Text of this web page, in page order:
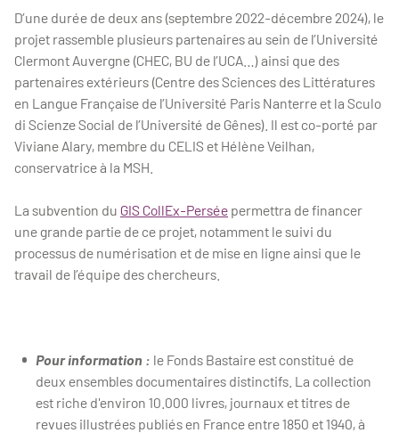
D’une durée de deux ans (septembre 2022-décembre 2024), le
projet rassemble plusieurs partenaires au sein de l’Université
Clermont Auvergne (CHEC, BU de l’UCA…) ainsi que des
partenaires extérieurs (Centre des Sciences des Littératures
en Langue Française de l’Université Paris Nanterre et la Sculo
di Scienze Social de l’Université de Gênes). Il est co-porté par
Viviane Alary, membre du CELIS et Hélène Veilhan,
conservatrice à la MSH.
La subvention du GIS CollEx-Persée permettra de financer
une grande partie de ce projet, notamment le suivi du
processus de numérisation et de mise en ligne ainsi que le
travail de l’équipe des chercheurs.
Pour information : le Fonds Bastaire est constitué de
deux ensembles documentaires distinctifs. La collection
est riche d'environ 10.000 livres, journaux et titres de
revues illustrées publiés en France entre 1850 et 1940, à